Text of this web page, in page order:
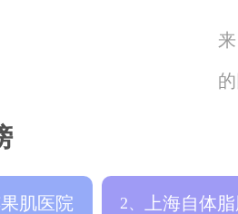
肌医院 2、 上海自体